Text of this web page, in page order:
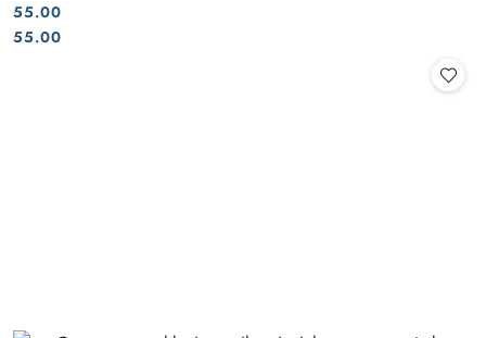
Cena:
55.00
Cena:
55.00